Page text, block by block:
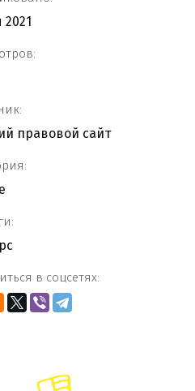
2021
правовой сайт
в соцсетях: